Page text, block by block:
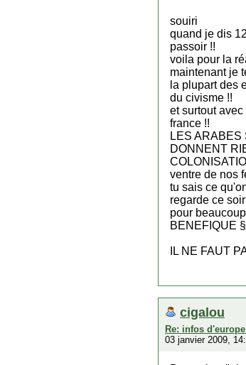
souiri
quand je dis
passoir !!
voila pour la
maintenant je
la plupart des
du civisme !!
et surtout
france !!
LES
DONNENT
ventre de nos
tu sais ce
regarde ce
pour
BENEFIQUE
IL NE FAUT
cigalou
Re: infos
03 janvier 2009,